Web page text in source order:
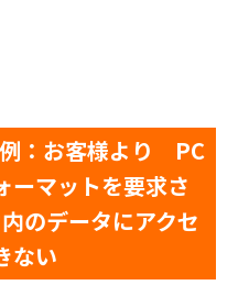
：お客様より PC
ーマットを要求さ
のデータにアクセ
ない